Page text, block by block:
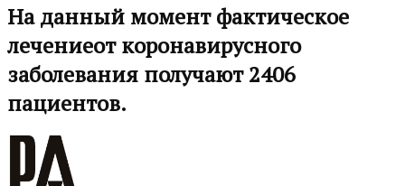
На данный момент фактическое
лечениеот коронавирусного
заболевания получают 2406
пациентов.